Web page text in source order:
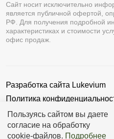
Пользуясь сайтом вы даете
согласие на обработку
cookie-файлов. Подробнее
Сайт носит исключительно
является публичной офертой,
РФ. Для получения подробной
характеристиках и стоимости
офис продаж.
Разработка сайта Lukevium
Политика
Пользовательское